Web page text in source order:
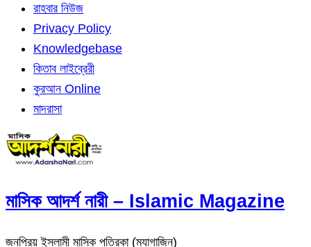
রাহবার নিউজ
Privacy Policy
Knowledgebase
কিতাব লাইব্রেরী
কুরআন Online
মাদরাসা
মাসিক আদর্শ নারী – Islamic Magazine
জনপ্রিয় ইসলামী মাসিক পত্রিকা (ম্যাগাজিন)